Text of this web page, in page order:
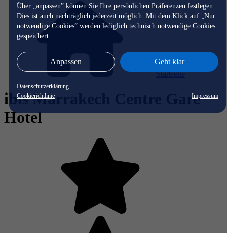
Über „anpassen” können Sie Ihre persönlichen Präferenzen festlegen.
Dies ist auch nachträglich jederzeit möglich. Mit dem Klick auf „Nur
notwendige Cookies” werden lediglich technisch notwendige Cookies
gespeichert.
Anpassen Geht klar
Datenschutzerklärung
Cookierichtlinie
Impressum
Startseite
ibis Marrakech Centre Gare
Hotel